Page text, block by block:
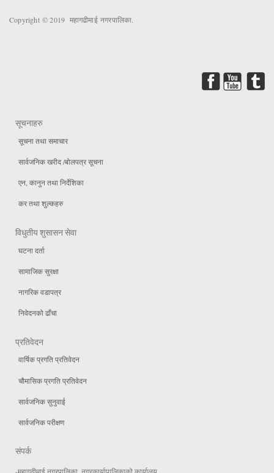
Copyright © 2019 महागढीमाई नगरपालिका.
सूचनाहरु
सूचना तथा समाचार
सार्वजनिक खरीद /बोलपत्र सूचना
एन, कानुन तथा निर्देशिका
कर तथा शुल्कहरु
विधुतीय शुसासन सेवा
घटना दर्ता
सामाजिक सुरक्षा
नागरिक वडापत्र
निवेदनको ढाँचा
प्रतिवेदन
वार्षिक प्रगति प्रतिवेदन
चौमासिक प्रगति प्रतिवेदन
सार्वजनिक सुनुवाई
सार्वजनिक परीक्षण
संपर्क